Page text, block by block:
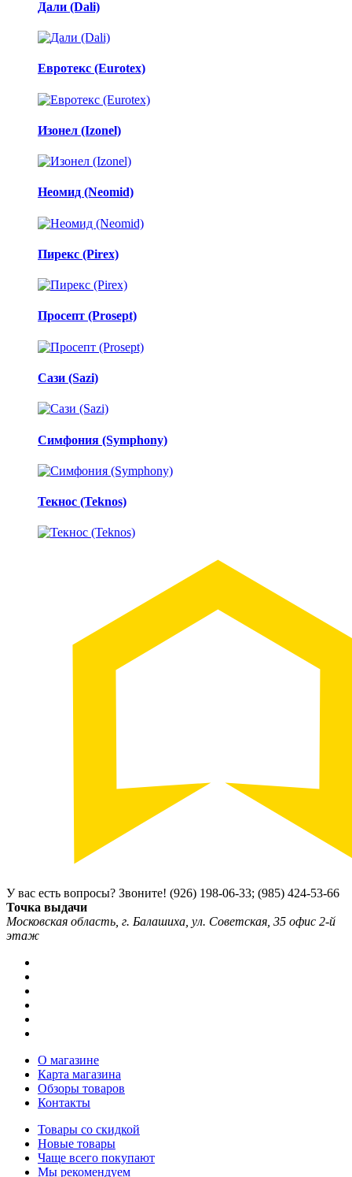
Дали (Dali)
Евротекс (Eurotex)
Изонел (Izonel)
Неомид (Neomid)
Пирекс (Pirex)
Просепт (Prosept)
Сази (Sazi)
Симфония (Symphony)
Текнос (Teknos)
У вас есть вопросы? Звоните! (926) 198-06-33; (985) 424-53-66
Точка выдачи
Московская область, г. Балашиха, ул. Советская, 35 офис 2-й
этаж
О магазине
Карта магазина
Обзоры товаров
Контакты
Товары со скидкой
Новые товары
Чаще всего покупают
Мы рекомендуем